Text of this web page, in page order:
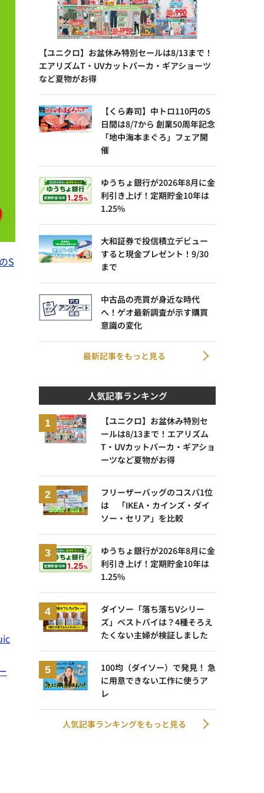
S
【ユニクロ】お盆休み特別セールは8/13まで！
エアリズムT・UVカットパーカ・ギアショーツ
など夏物がお得
【くら寿司】中トロ110円の5
日間は8/7から 創業50周年記念
「地中海本まぐろ」フェア開
催
ゆうちょ銀行が2026年8月に金
利引き上げ！定期貯金10年は
1.25%
大和証券で投信積立デビュー
すると現金プレゼント！9/30
まで
中古品の売買が身近な時代
へ！ゲオ最新調査が示す購買
意識の変化
最新記事をもっと見る
人気記事ランキング
【ユニクロ】お盆休み特別セ
ールは8/13まで！エアリズム
T・UVカットパーカ・ギアショ
ーツなど夏物がお得
フリーザーバッグのコスパ1位
は 「IKEA・カインズ・ダイ
ソー・セリア」を比較
ゆうちょ銀行が2026年8月に金
利引き上げ！定期貯金10年は
1.25%
ダイソー「落ち落ちVシリー
ズ」ベストバイは？4種そろえ
たくない主婦が検証しました
100均（ダイソー）で発見！ 急
に用意できない工作に使うア
レ
人気記事ランキングをもっと見る